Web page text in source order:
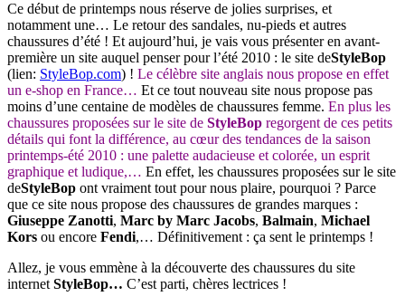
Ce début de printemps nous réserve de jolies surprises, et
notamment une… Le retour des sandales, nu-pieds et autres
chaussures d’été ! Et aujourd’hui, je vais vous présenter en avant-
première un site auquel penser pour l’été 2010 : le site deStyleBop
(lien: StyleBop.com) ! Le célèbre site anglais nous propose en effet
un e-shop en France… Et ce tout nouveau site nous propose pas
moins d’une centaine de modèles de chaussures femme. En plus les
chaussures proposées sur le site de StyleBop regorgent de ces petits
détails qui font la différence, au cœur des tendances de la saison
printemps-été 2010 : une palette audacieuse et colorée, un esprit
graphique et ludique,… En effet, les chaussures proposées sur le site
deStyleBop ont vraiment tout pour nous plaire, pourquoi ? Parce
que ce site nous propose des chaussures de grandes marques :
Giuseppe Zanotti, Marc by Marc Jacobs, Balmain, Michael
Kors ou encore Fendi,… Définitivement : ça sent le printemps !
Allez, je vous emmène à la découverte des chaussures du site
internetStyleBop… C’est parti, chères lectrices !